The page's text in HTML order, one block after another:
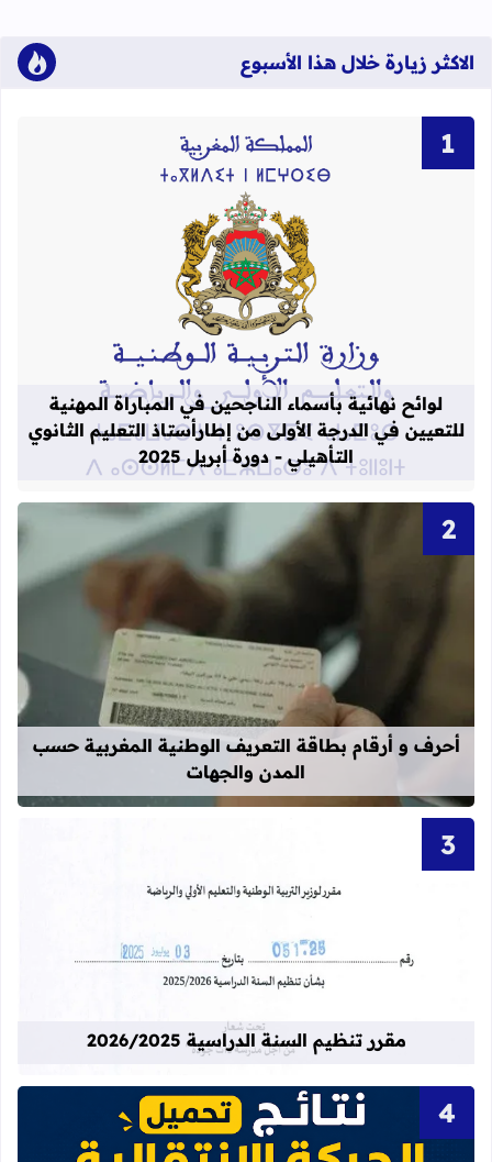
الاكثر زيارة خلال هذا الأسبوع
قراءة المزيد عن لوائح نهائية بأسماء
لوائح نهائية بأسماء الناجحين في المباراة المهنية
للتعيين في الدرجة الأولى من إطارأستاذ التعليم الثانوي
التأهيلي - دورة أبريل 2025
قراءة المزيد عن أحرف و أرقام
أحرف و أرقام بطاقة التعريف الوطنية المغربية حسب
المدن والجهات
قراءة المزيد عن مقرر تنظيم السنة الدراسية
مقرر تنظيم السنة الدراسية 2026/2025